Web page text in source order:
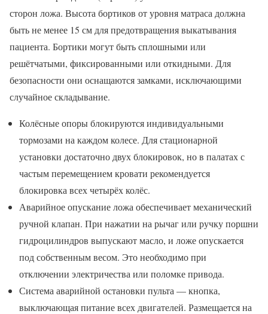
сторон ложа. Высота бортиков от уровня матраса должна
быть не менее 15 см для предотвращения выкатывания
пациента. Бортики могут быть сплошными или
решётчатыми, фиксированными или откидными. Для
безопасности они оснащаются замками, исключающими
случайное складывание.
Колёсные опоры блокируются индивидуальными
тормозами на каждом колесе. Для стационарной
установки достаточно двух блокировок, но в палатах с
частым перемещением кровати рекомендуется
блокировка всех четырёх колёс.
Аварийное опускание ложа обеспечивает механический
ручной клапан. При нажатии на рычаг или ручку поршни
гидроцилиндров выпускают масло, и ложе опускается
под собственным весом. Это необходимо при
отключении электричества или поломке привода.
Система аварийной остановки пульта — кнопка,
выключающая питание всех двигателей. Размещается на